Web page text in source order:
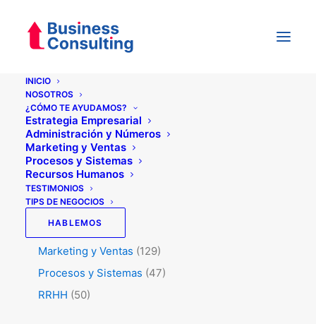
INICIO
NOSOTROS
¿CÓMO TE AYUDAMOS?
Estrategia Empresarial
Administración y Números
Marketing y Ventas
Procesos y Sistemas
Recursos Humanos
TESTIMONIOS
TIPS DE NEGOCIOS
HABLEMOS
Categorías
Testimonios(5)
Tips de Negocios
Administración y Números
Estrategia(74)
Marketing y Ventas (129)
Procesos y Sistemas (47)
RRHH (50)